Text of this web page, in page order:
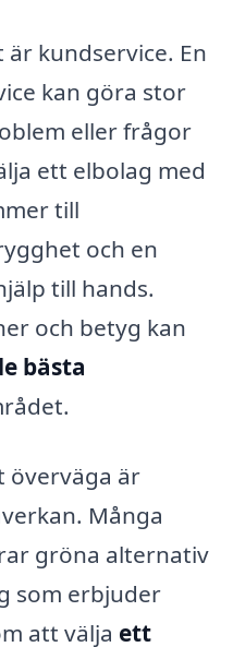
kundservice. En
kan göra stor
eller frågor
ett elbolag med
till
och en
till hands.
och betyg kan
bästa
överväga är
Många
gröna alternativ
som erbjuder
att välja ett